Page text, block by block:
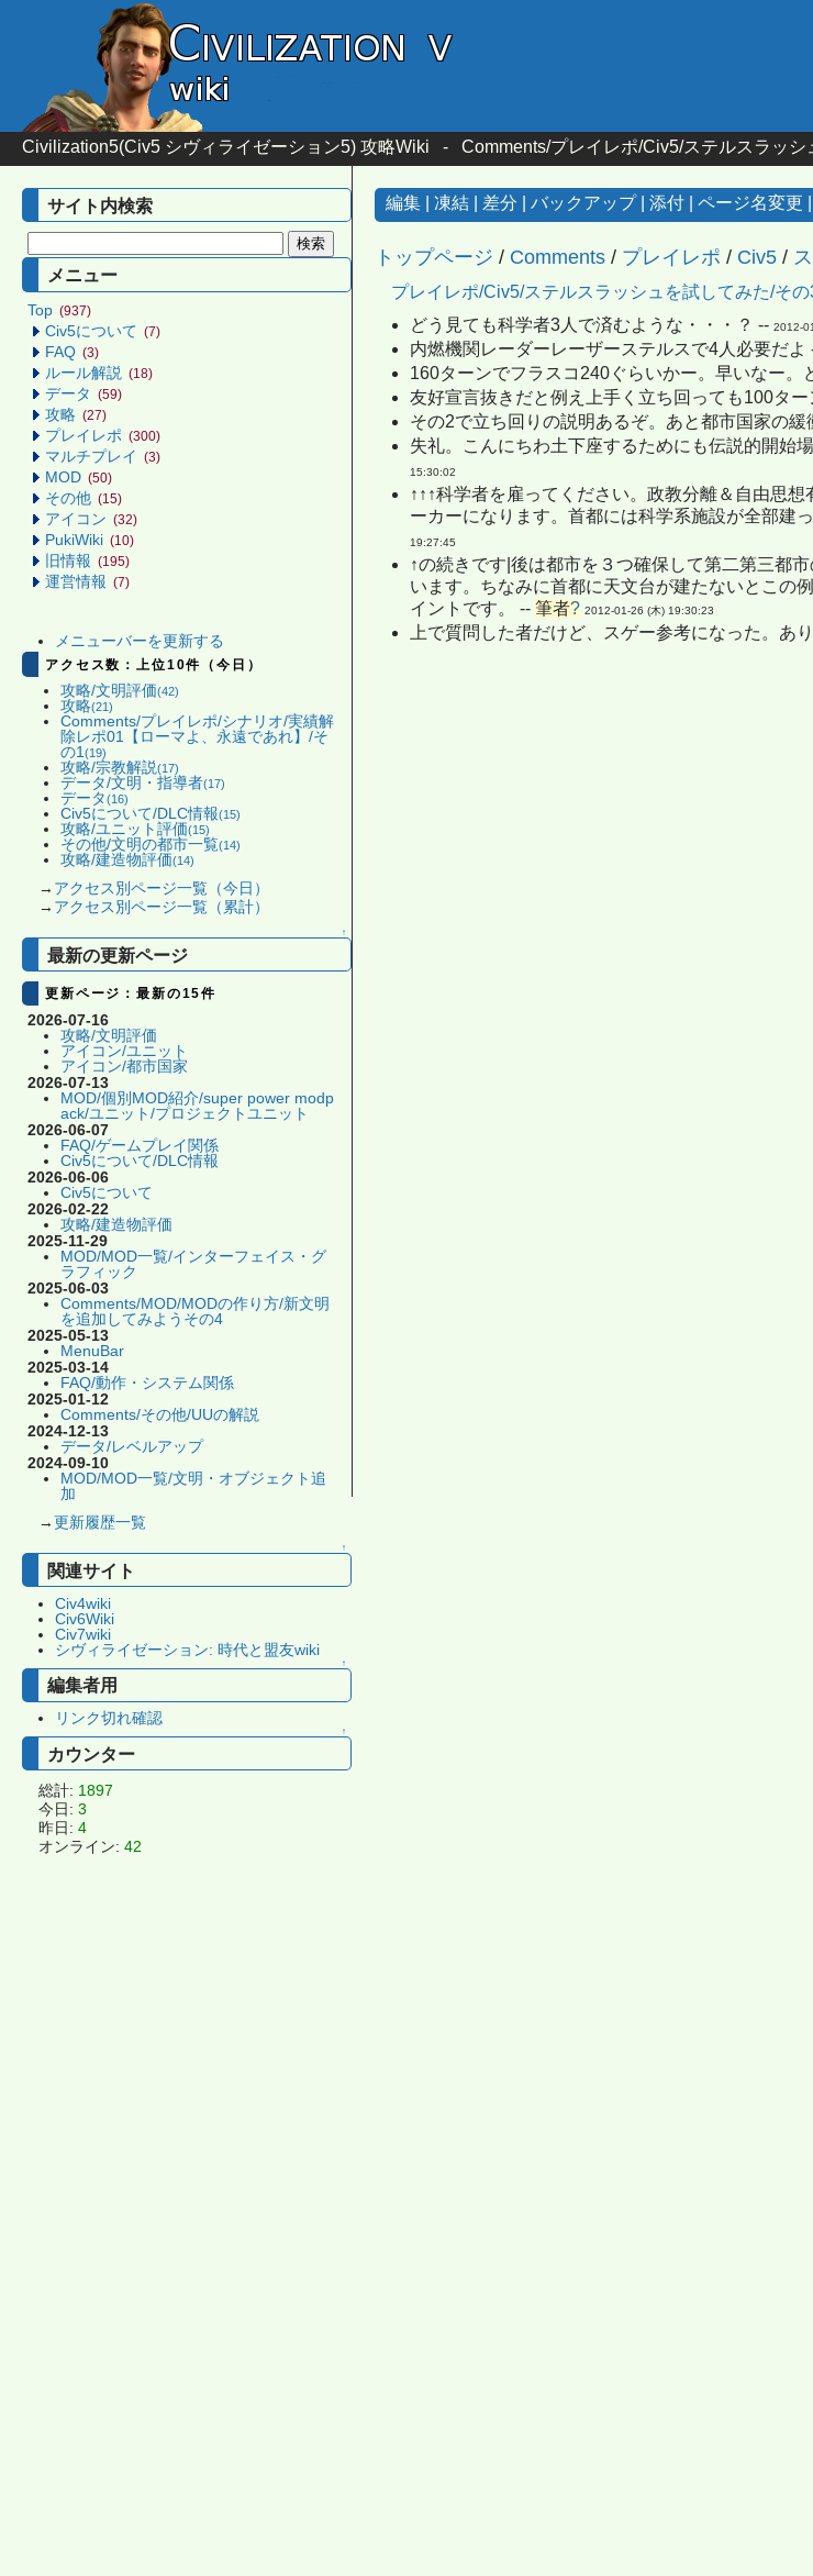
Civilization5(Civ5 シヴィライゼーション5) 攻略Wiki - Comments/プレイレポ/Civ5/ステルスラッ
サイト内検索
メニュー
Top (937)
Civ5について (7)
FAQ (3)
ルール解説 (18)
データ (59)
攻略 (27)
プレイレポ (300)
マルチプレイ (3)
MOD (50)
その他 (15)
アイコン (32)
PukiWiki (10)
旧情報 (195)
運営情報 (7)
メニューバーを更新する
アクセス数：上位10件（今日）
攻略/文明評価(42)
攻略(21)
Comments/プレイレポ/シナリオ/実績解
除レポ01【ローマよ、永遠であれ】/そ
の1(19)
攻略/宗教解説(17)
データ/文明・指導者(17)
データ(16)
Civ5について/DLC情報(15)
攻略/ユニット評価(15)
その他/文明の都市一覧(14)
攻略/建造物評価(14)
→ アクセス別ページ一覧（今日）
→ アクセス別ページ一覧（累計）
↑
最新の更新ページ
更新ページ：最新の15件
2026-07-16
攻略/文明評価
アイコン/ユニット
アイコン/都市国家
2026-07-13
MOD/個別MOD紹介/super power modp
ack/ユニット/プロジェクトユニット
2026-06-07
FAQ/ゲームプレイ関係
Civ5について/DLC情報
2026-06-06
Civ5について
2026-02-22
攻略/建造物評価
2025-11-29
MOD/MOD一覧/インターフェイス・グ
ラフィック
2025-06-03
Comments/MOD/MODの作り方/新文明
を追加してみようその4
2025-05-13
MenuBar
2025-03-14
FAQ/動作・システム関係
2025-01-12
Comments/その他/UUの解説
2024-12-13
データ/レベルアップ
2024-09-10
MOD/MOD一覧/文明・オブジェクト追
加
→ 更新履歴一覧
↑
関連サイト
Civ4wiki
Civ6Wiki
Civ7wiki
シヴィライゼーション: 時代と盟友wiki
↑
編集者用
リンク切れ確認
↑
カウンター
総計: 1897
今日: 3
昨日: 4
オンライン: 42
編集 凍結 差分 バックアップ| 添付 ページ名変更
トップページ / Comments / プレイレポ / Civ5 /
プレイレポ/Civ5/ステルスラッシュを試してみた/その
どう見ても科学者3人で済むような・・・？ -- 2012-
内燃機関レーダーレーザーステルスで4人必要だよ
160ターンでフラスコ240ぐらいかー。早いなー。
友好宣言抜きだと例え上手く立ち回っても100タ
その2で立ち回りの説明あるぞ。あと都市国家の緩
失礼。こんにちわ土下座するためにも伝説的開始
15:30:02
↑↑↑科学者を雇ってください。政教分離＆自由思
ーカーになります。首都には科学系施設が全部建
19:27:45
↑の続きです|後は都市を３つ確保して第二第三都
います。ちなみに首都に天文台が建たないとこの
イントです。 -- 筆者? 2012-01-26 (木) 19:30:23
上で質問した者だけど、スゲー参考になった。あ